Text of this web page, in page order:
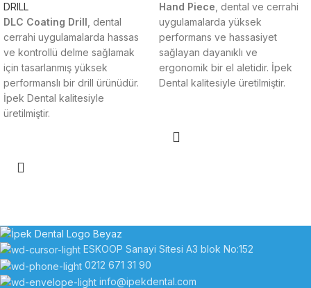
DRILL
DLC Coating Drill , dental
cerrahi uygulamalarda hassas
ve kontrollü delme sağlamak
için tasarlanmış yüksek
performanslı bir drill ürünüdür.
İpek Dental kalitesiyle
üretilmiştir.
Hand Piece , dental ve cerrahi
uygulamalarda yüksek
performans ve hassasiyet
sağlayan dayanıklı ve
ergonomik bir el aletidir. İpek
Dental kalitesiyle üretilmiştir.
ESKOOP Sanayi Sitesi A3 blok No:152
0212 671 31 90
info@ipekdental.com